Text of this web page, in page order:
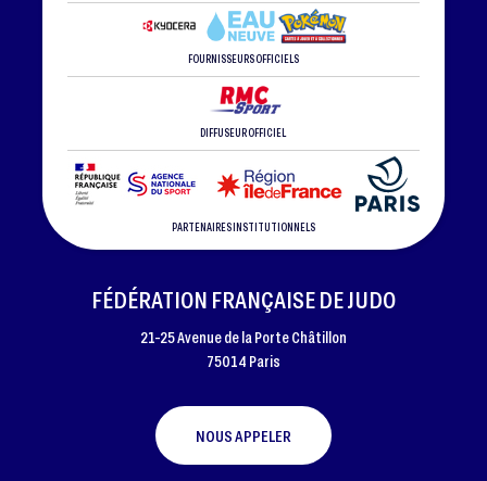
FOURNISSEURS OFFICIELS
DIFFUSEUR OFFICIEL
PARTENAIRES INSTITUTIONNELS
FÉDÉRATION FRANÇAISE DE JUDO
21-25 Avenue de la Porte Châtillon
75014 Paris
NOUS APPELER